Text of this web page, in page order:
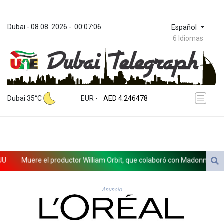
Dubai - 08.08. 2026 - 00:07:06 Español
6 Idiomas
Dubai 35°C EUR -
ZWL 372.279507
AED 4.246478
AED 4.246478
AFN 76.888523
ARS 1733.058686
AUD 1.635994
AZN 1.970043
BAM 1.961414
BBD 2.328364
BDT 143.103908
Muere el productor William Orbit, que colaboró con Madonna en
Anuncio